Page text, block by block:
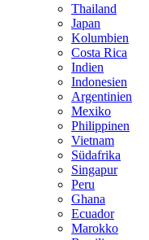
Thailand
Japan
Kolumbien
Costa Rica
Indien
Indonesien
Argentinien
Mexiko
Philippinen
Vietnam
Südafrika
Singapur
Peru
Ghana
Ecuador
Marokko